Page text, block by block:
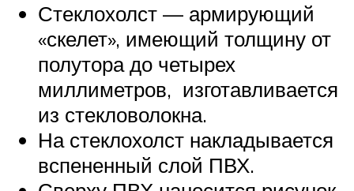
Стеклохолст — армирующий
«скелет», имеющий толщину от
полутора до четырех
миллиметров, изготавливается
из стекловолокна.
На стеклохолст накладывается
вспененный слой ПВХ.